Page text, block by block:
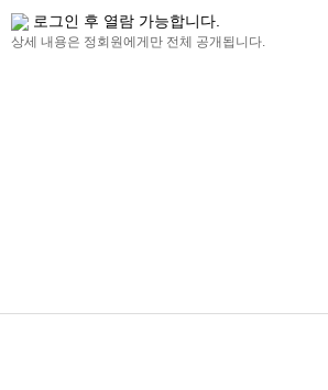
로그인 후 열람 가능합니다.
상세 내용은 정회원에게만 전체 공개됩니다.